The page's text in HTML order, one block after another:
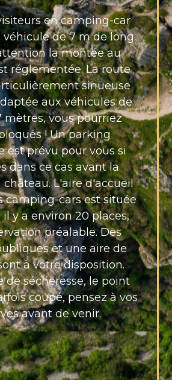
en camping-car
véhicule de 7 m de long
la montée au
réglementée. La route
sinueuse
aux véhicules de
mètres, vous pourriez
! Un parking
est prévu pour vous si
dans ce cas avant la
L'aire d'accueil
camping-cars est située
y a environ 20 places,
préalable. Des
et une aire de
à votre disposition.
de sécheresse, le point
coupé, pensez à vos
avant de venir.